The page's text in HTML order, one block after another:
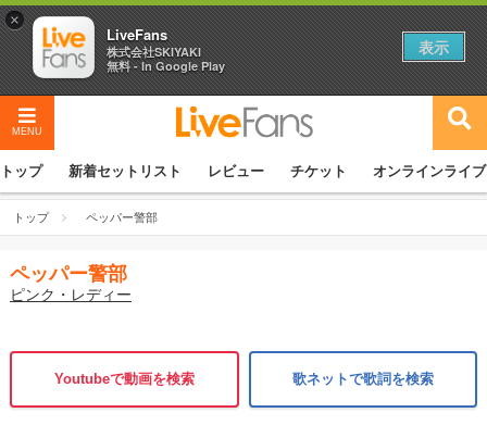
MENU
トップ 新着セットリスト レビュー チケット オンラインライブ
トップ ペッパー警部
ペッパー警部
ピンク・レディー
Youtubeで動画を検索 歌ネットで歌詞を検索
×
LiveFans
株式会社SKIYAKI
無料 - In Google Play
表示